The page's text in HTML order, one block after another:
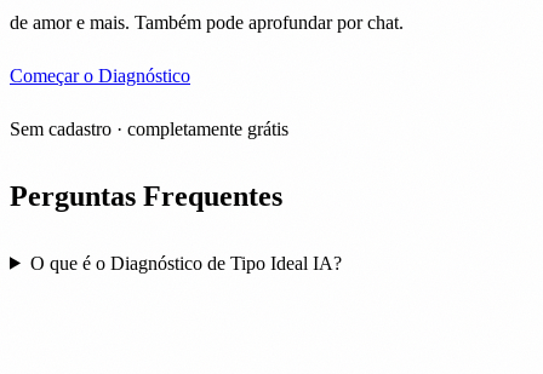
de amor e mais. Também pode aprofundar por chat.
Começar o Diagnóstico
Sem cadastro · completamente grátis
Perguntas Frequentes
O que é o Diagnóstico de Tipo Ideal IA?